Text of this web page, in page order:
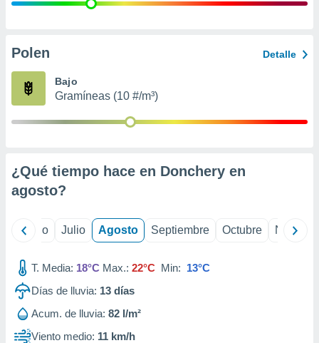
e
publicidad
Polen Detalle
Bajo
Gramíneas (10 #/m³)
¿Qué tiempo hace en Donchery en
agosto?
Junio Julio Agosto Septiembre Octubre
T. Media: 18°C Max.: 22°C Min: 13°C
Días de lluvia: 13 días
Acum. de lluvia: 82 l/m²
Viento medio: 11 km/h